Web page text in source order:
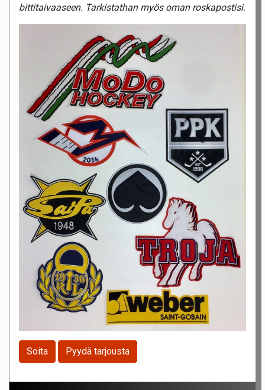
bittitaivaaseen. Tarkistathan myös oman roskapostisi.
Soita Pyydä tarjousta